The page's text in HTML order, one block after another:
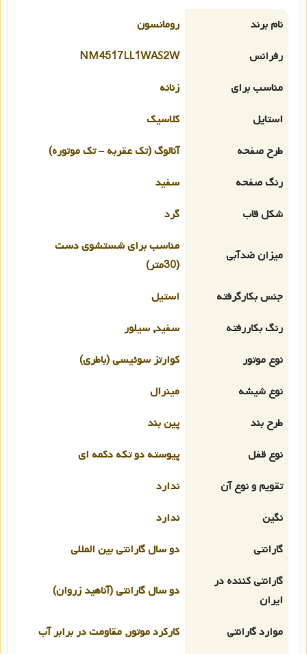
نام برند
رومانسون
رفرانس
NM4517LL1WAS2W
مناسب برای
زنانه
استایل
کلاسیک
طرح صفحه
آنالوگ (تک عقربه – تک موتوره)
رنگ صفحه
سفید
شکل قاب
گرد
میزان ضدآبی
مناسب برای شستشوی دست
(30متر)
جنس بکارگرفته
استیل
رنگ بکاررفته
سفید, سیلور
نوع موتور
کوارتز سوئیسی (باطری)
نوع شیشه
مینرال
طرح بند
پین بند
نوع قفل
پیوسته دو تکه دکمه ای
تقویم و نوع آن
ندارد
نگین
ندارد
گارانتی
دو سال گارانتی بین المللی
گارانتی کننده در
ایران
دو سال گارانتی (آناهید زروان)
موارد گارانتی
کارکرد موتور, مقاومت در برابر آب